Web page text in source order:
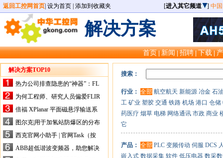
返回工控网首页 设为首页 添加到收藏夹 [进入其它频道 ] 中
解决方案
首页|新闻|招聘|下载|
解决方案TOP10
热力公司排查隐患的“神器”：FL
IR手持式热像仪，高效精准！
为何工程师、研究人员偏爱FLIR
X-HS系列热像仪？精准高效是
关键
倍福 XPlanar 平面磁悬浮输送系
统的创新应用
图尔克|用于加氢站防爆区的分布
式I/O解决方案
西克官网小助手 | 官网Task（按
任务选型）更新预告
ABB超低谐波变频器，助您解决
搜索：
行业： 全部 航空航天 新能源 冶金 石
工 矿业 塑胶 交通 铁路 机场 港口 仓储
药医疗 烟草 电梯 网络通讯 市政 商业
它
产品： 全部 PLC 变频传动 伺服 DCS
嵌入式 数据采集 软件 低压电器 数采